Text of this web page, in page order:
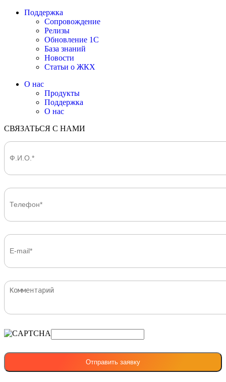
Поддержка
Сопровождение
Релизы
Обновление 1С
База знаний
Новости
Статьи о ЖКХ
О нас
Продукты
Поддержка
О нас
СВЯЗАТЬСЯ С НАМИ